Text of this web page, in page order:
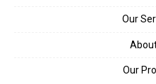
Our
Our